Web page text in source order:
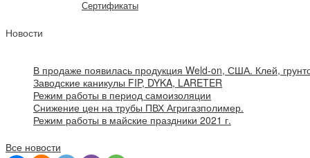
Сертификаты
Новости
В продаже появилась продукция Weld-on, США. Клей,
Заводские каникулы FIP, DYKA, LARETER
Режим работы в период самоизоляции
Снижение цен на трубы ПВХ Агригазполимер.
Режим работы в майские праздники 2021 г.
Все новости